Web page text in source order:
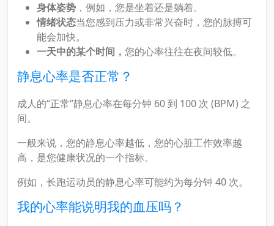
身体姿势 ，例如，您是坐着还是躺着。
情绪状态当您感到压力或非常兴奋时，您的脉搏可
能会加快。
一天中的某个时间， 您的心率往往在夜间较低。
静息心率是否正常？
成人的“正常”静息心率在每分钟 60 到 100 次 (BPM) 之
间。
一般来说，您的静息心率越低，您的心脏工作效率越
高，是您健康状况的一个指标。
例如，长跑运动员的静息心率可能约为每分钟 40 次。
我的心率能说明我的血压吗？